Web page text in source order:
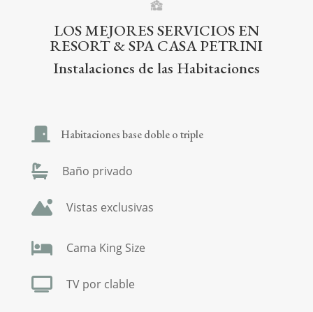
LOS MEJORES SERVICIOS EN
RESORT & SPA CASA PETRINI
Instalaciones de las Habitaciones
Habitaciones base doble o triple
Baño privado
Vistas exclusivas
Cama King Size
TV por clable